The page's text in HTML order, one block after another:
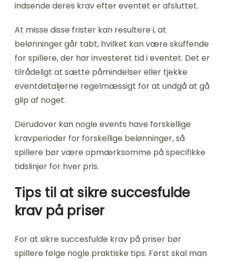
indsende deres krav efter eventet er afsluttet.
At misse disse frister kan resultere i, at
belønninger går tabt, hvilket kan være skuffende
for spillere, der har investeret tid i eventet. Det er
tilrådeligt at sætte påmindelser eller tjekke
eventdetaljerne regelmæssigt for at undgå at gå
glip af noget.
Derudover kan nogle events have forskellige
kravperioder for forskellige belønninger, så
spillere bør være opmærksomme på specifikke
tidslinjer for hver pris.
Tips til at sikre succesfulde
krav på priser
For at sikre succesfulde krav på priser bør
spillere følge nogle praktiske tips. Først skal man